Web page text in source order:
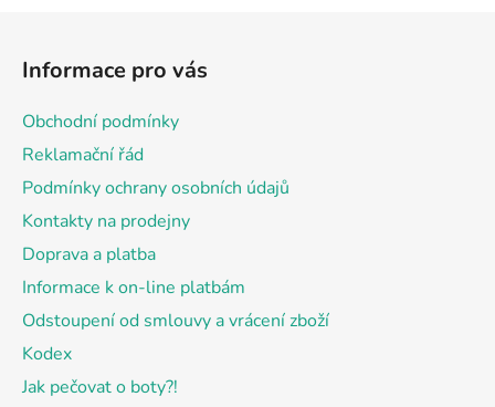
Informace pro vás
Obchodní podmínky
Reklamační řád
Podmínky ochrany osobních údajů
Kontakty na prodejny
Doprava a platba
Informace k on-line platbám
Odstoupení od smlouvy a vrácení zboží
Kodex
Jak pečovat o boty?!